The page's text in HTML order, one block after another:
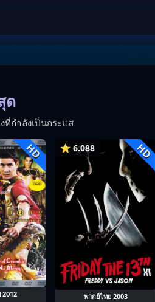
ด
ที่กำลังเป็นกระแส
HD
2012
⭐ 6.088 HD
พากย์ไทย 2003